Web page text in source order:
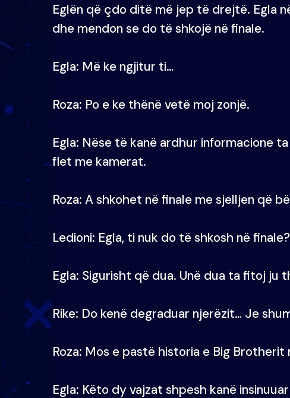
Eglën që çdo ditë më jep të drejtë. Egla
dhe mendon se do të shkojë në finale.
Egla: Më ke ngjitur ti…
Roza: Po e ke thënë vetë moj zonjë.
Egla: Nëse të kanë ardhur informacione
flet me kamerat.
Roza: A shkohet në finale me sjelljen që
Ledioni: Egla, ti nuk do të shkosh në finale?
Egla: Sigurisht që dua. Unë dua ta fitoj ju
Rike: Do kenë degraduar njerëzit… Je
Roza: Mos e pastë historia e Big Brotherit
Egla: Këto dy vajzat shpesh kanë